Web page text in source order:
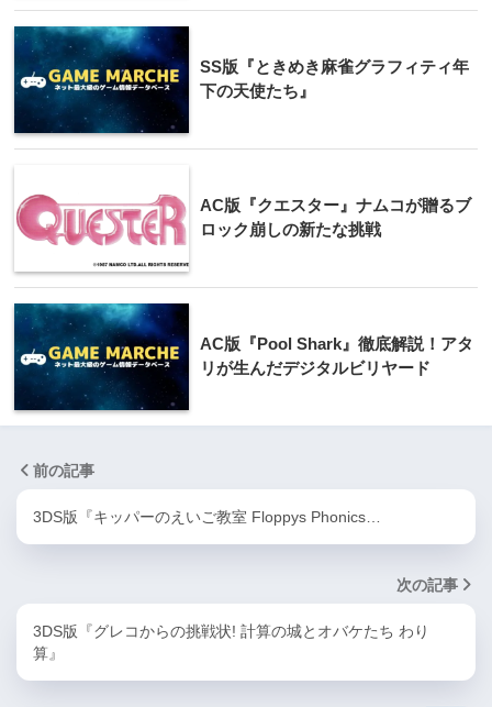
SS版『ときめき麻雀グラフィティ年
下の天使たち』
AC版『クエスター』ナムコが贈るブ
ロック崩しの新たな挑戦
AC版『Pool Shark』徹底解説！アタ
リが生んだデジタルビリヤード
前の記事
3DS版『キッパーのえいご教室 Floppys Phonics…
次の記事
3DS版『グレコからの挑戦状! 計算の城とオバケたち わり
算』